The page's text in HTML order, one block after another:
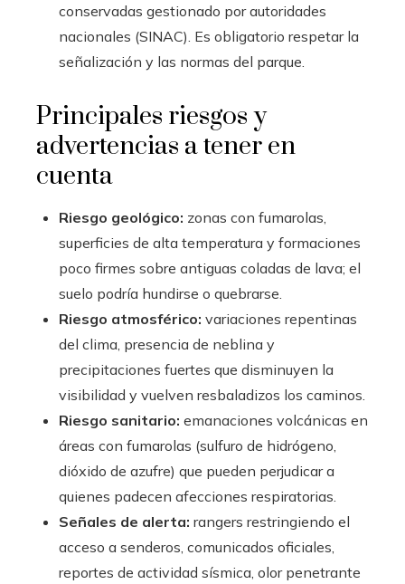
conservadas gestionado por autoridades
nacionales (SINAC). Es obligatorio respetar la
señalización y las normas del parque.
Principales riesgos y
advertencias a tener en
cuenta
Riesgo geológico: zonas con fumarolas,
superficies de alta temperatura y formaciones
poco firmes sobre antiguas coladas de lava; el
suelo podría hundirse o quebrarse.
Riesgo atmosférico: variaciones repentinas
del clima, presencia de neblina y
precipitaciones fuertes que disminuyen la
visibilidad y vuelven resbaladizos los caminos.
Riesgo sanitario: emanaciones volcánicas en
áreas con fumarolas (sulfuro de hidrógeno,
dióxido de azufre) que pueden perjudicar a
quienes padecen afecciones respiratorias.
Señales de alerta: rangers restringiendo el
acceso a senderos, comunicados oficiales,
reportes de actividad sísmica, olor penetrante